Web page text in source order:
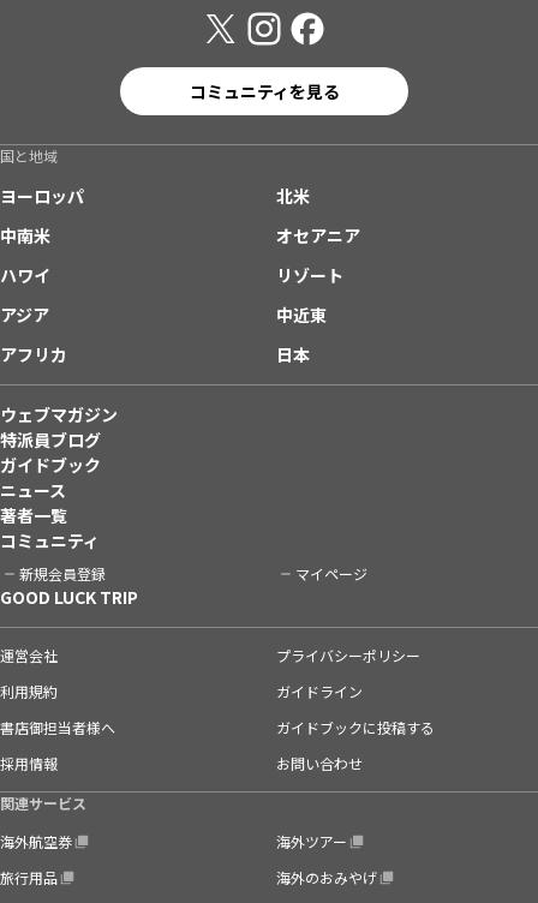
コミュニティを見る
国と地域
ヨーロッパ
北米
中南米
オセアニア
ハワイ
リゾート
アジア
中近東
アフリカ
日本
ウェブマガジン
特派員ブログ
ガイドブック
ニュース
著者一覧
コミュニティ
新規会員登録 マイページ
GOOD LUCK TRIP
運営会社
プライバシーポリシー
利用規約
ガイドライン
書店御担当者様へ
ガイドブックに投稿する
採用情報
お問い合わせ
関連サービス
海外航空券
海外ツアー
旅行用品
海外のおみやげ